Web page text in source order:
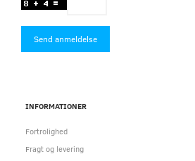
Send anmeldelse
INFORMATIONER
Fortrolighed
Fragt og levering